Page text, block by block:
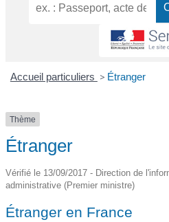
Accueil particuliers > Étranger
Thème
Étranger
Vérifié le 13/09/2017 - Direction de
administrative (Premier ministre)
Étranger en France